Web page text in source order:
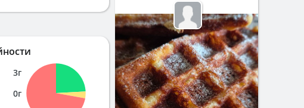
3г
0г